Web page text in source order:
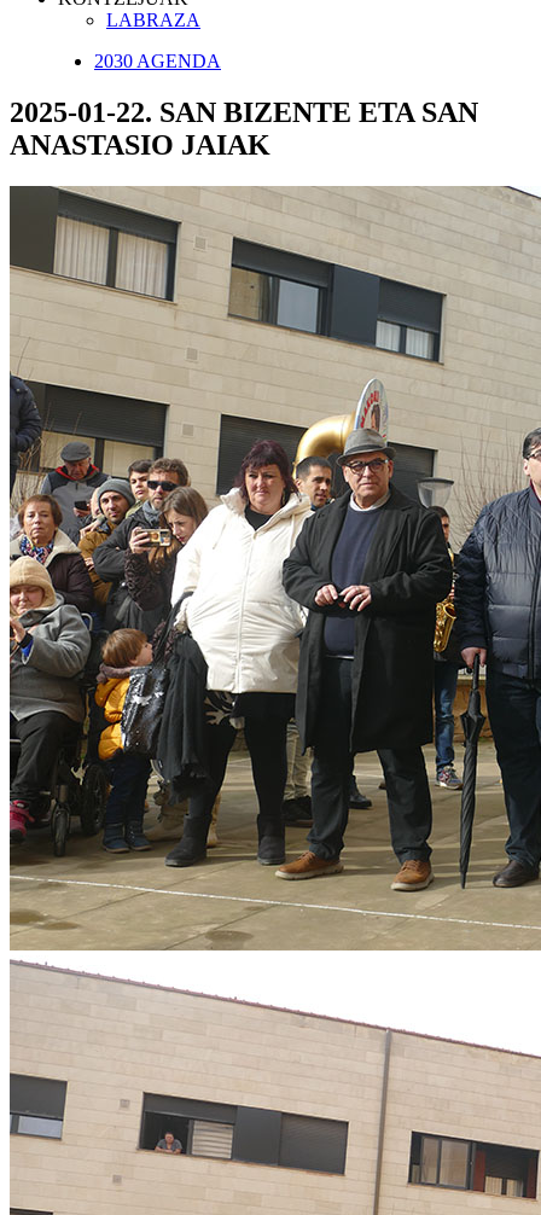
LABRAZA
2030 AGENDA
2025-01-22. SAN BIZENTE ETA SAN
ANASTASIO JAIAK